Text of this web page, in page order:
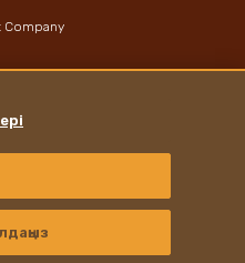
Company